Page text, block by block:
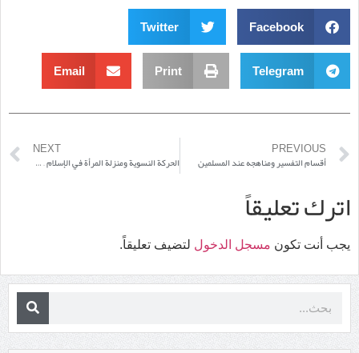
Facebook
Twitter
Telegram
Print
Email
PREVIOUS
أقسام التفسير ومناهجه عند المسلمين
NEXT
الحركة النسوية ومنزلة المرأة في الإسلام – قراءة مقارنة
اترك تعليقاً
يجب أنت تكون مسجل الدخول لتضيف تعليقاً.